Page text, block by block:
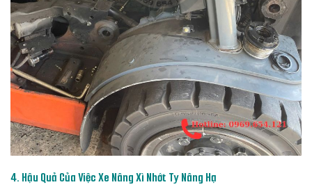
4. Hậu Quả CủaViệcXe NângXì Nhớt TyNâng Hạ